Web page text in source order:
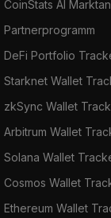
CoinStats AI
Partnerprogramm
DeFi Portfolio
Starknet Wallet
zkSync Wallet
Arbitrum Wallet
Solana Wallet
Cosmos Wallet
Ethereum Wallet